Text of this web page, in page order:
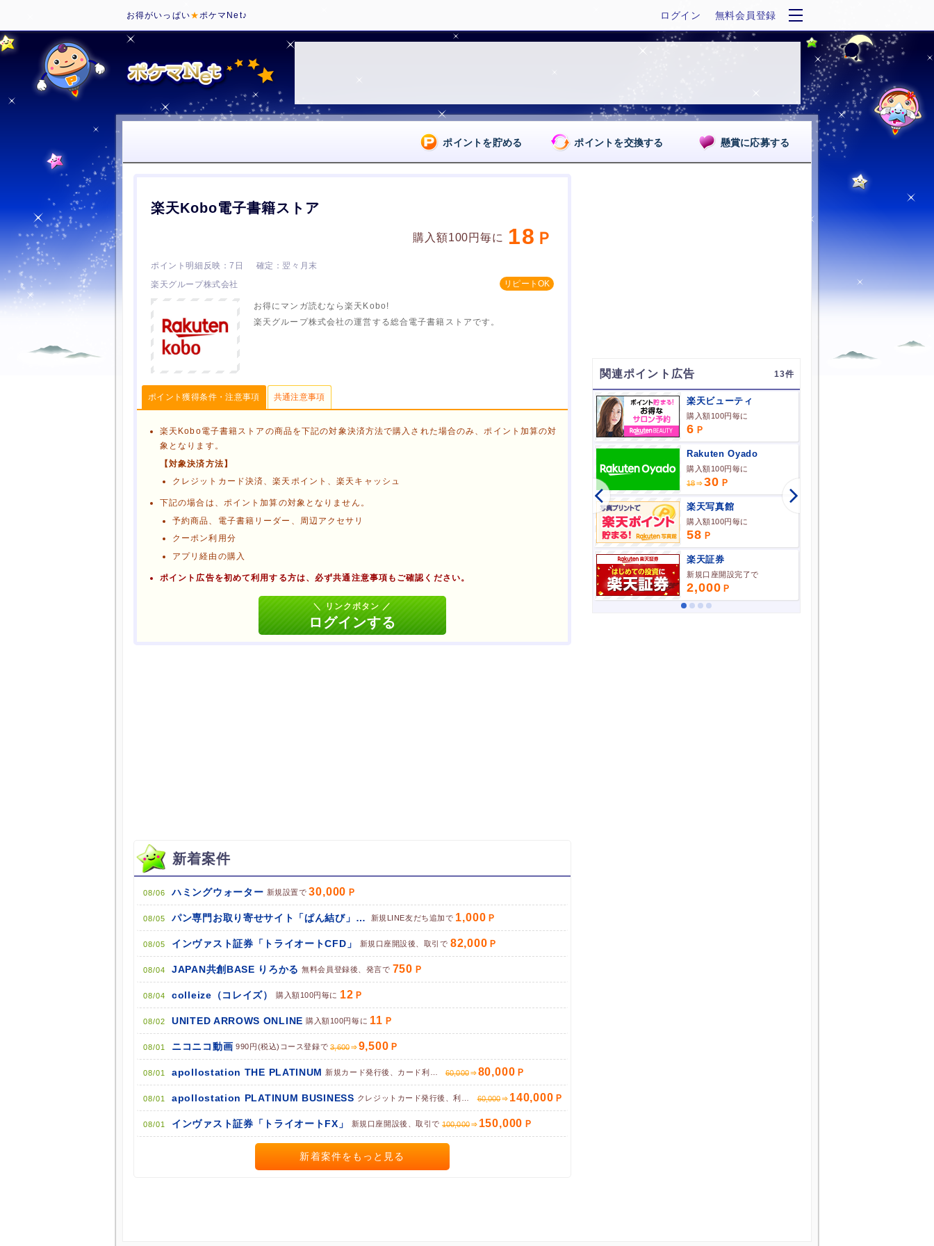
お得がいっぱい★ポケマNet♪ ログイン 無料会員登録
ポイントを貯める ポイントを交換する 懸賞に応募する
楽天Kobo電子書籍ストア
購入額100円毎に 18
7日
翌々月末
楽天グループ株式会社
お得にマンガ読むなら楽天Kobo!
楽天グループ株式会社の運営する総合電子書籍ストアです。
ポイント獲得条件・注意事項 共通注意事項
楽天Kobo電子書籍ストアの商品を下記の対象決済方法で購入された場合のみ、ポイント加算の対
象となります。
【対象決済方法】
クレジットカード決済、楽天ポイント、楽天キャッシュ
下記の場合は、ポイント加算の対象となりません。
予約商品、電子書籍リーダー、周辺アクセサリ
クーポン利用分
アプリ経由の購入
ポイント広告を初めて利用する方は、必ず共通注意事項もご確認ください。
ブラウザのクッキー情報を削除する
ブラウザのアプリ、ウィンドウ、タブを閉じる
ポイント広告に関するFAQはこちら
新着案件
08/06 ハミングウォーター 新規設置で 30,000
08/05 パン専門お取り寄せサイト「ぱん結び」（LINE友だち追加） 新規LINE友だち追加で 1,000
08/05 インヴァスト証券「トライオートCFD」 新規口座開設後、取引で 82,000
08/04 JAPAN共創BASE りろかる 無料会員登録後、発言で 750
08/04 colleize（コレイズ） 購入額100円毎に 12
08/02 UNITED ARROWS ONLINE 購入額100円毎に 11
08/01 ニコニコ動画 990円(税込)コース登録で 3,600 9,500
08/01 apollostation THE PLATINUM 60,000 80,000
08/01 apollostation PLATINUM BUSINESS 60,000 140,000
08/01 インヴァスト証券「トライオートFX」 新規口座開設後、取引で 100,000 150,000
新着案件をもっと見る
関連ポイント広告 13
6
楽天ビューティ
購入額100円毎に
6
Rakuten Oyado
購入額100円毎に
18
30
楽天写真館
購入額100円毎に
58
楽天証券
新規口座開設完了で
2,000